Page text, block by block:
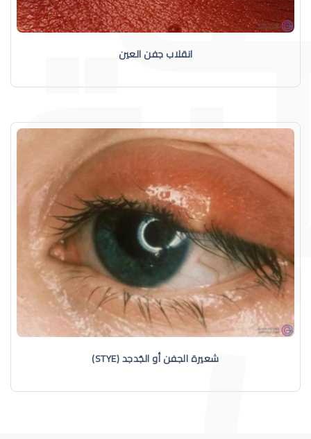
انقلاب جفن العين
شعيرة الجفن أو الجُدجد (STYE)